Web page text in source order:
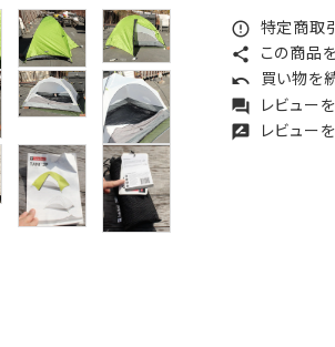
error_outline 特定商取
share この商品
undo 買い物を
forum レビュー
rate_review レビュー